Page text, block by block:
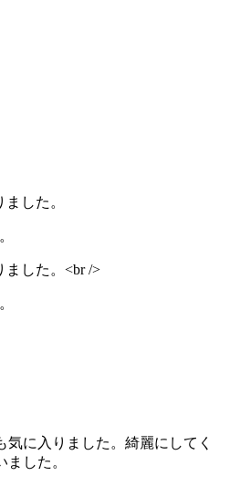
気に入りました。綺麗にしてく
した。